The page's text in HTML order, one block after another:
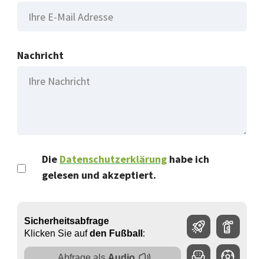
Nachricht
Die Datenschutzerklärung habe ich
gelesen und akzeptiert.